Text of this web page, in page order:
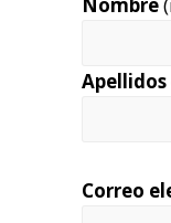
Apellidos
Correo